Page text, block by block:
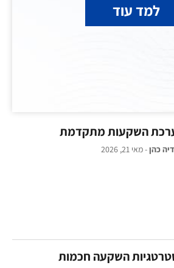
למד עוד
השקעות מתקדמת
כהן מאי 21, 2026
השקעה חכמות